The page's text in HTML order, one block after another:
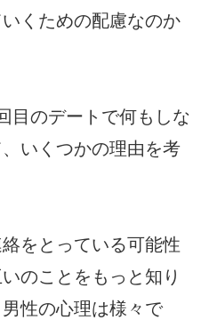
くための配慮なのか
目のデートで何もしな
いくつかの理由を考
をとっている可能性
のことをもっと知り
性の心理は様々で